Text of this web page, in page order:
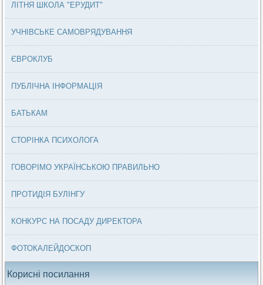
ЛІТНЯ ШКОЛА "ЕРУДИТ"
УЧНІВСЬКЕ САМОВРЯДУВАННЯ
ЄВРОКЛУБ
ПУБЛІЧНА ІНФОРМАЦІЯ
БАТЬКАМ
СТОРІНКА ПСИХОЛОГА
ГОВОРІМО УКРАЇНСЬКОЮ ПРАВИЛЬНО
ПРОТИДІЯ БУЛІНГУ
КОНКУРС НА ПОСАДУ ДИРЕКТОРА
ФОТОКАЛЕЙДОСКОП
Корисні посилання